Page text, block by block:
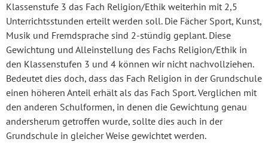
Klassenstufe 3 das Fach Religion/Ethik weiterhin mit 2,5
Unterrichtsstunden erteilt werden soll. Die Fächer Sport, Kunst,
Musik und Fremdsprache sind 2-stündig geplant. Diese
Gewichtung und Alleinstellung des Fachs Religion/Ethik in
den Klassenstufen 3 und 4 können wir nicht nachvollziehen.
Bedeutet dies doch, dass das Fach Religion in der Grundschule
einen höheren Anteil erhält als das Fach Sport. Verglichen mit
den anderen Schulformen, in denen die Gewichtung genau
andersherum getroffen wurde, sollte dies auch in der
Grundschule in gleicher Weise gewichtet werden.